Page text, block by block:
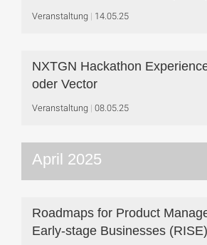
Veranstaltung 14.05.25
NXTGN Hackathon
oder Vector
Veranstaltung 08.05.25
April 2025
Roadmaps for Product
Early-stage Businesses (RISE)